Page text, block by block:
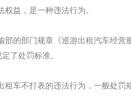
益，是一种违法行为。
的部门规章《巡游出租汽车经营
了处罚标准。
车不打表的违法行为，一般处罚